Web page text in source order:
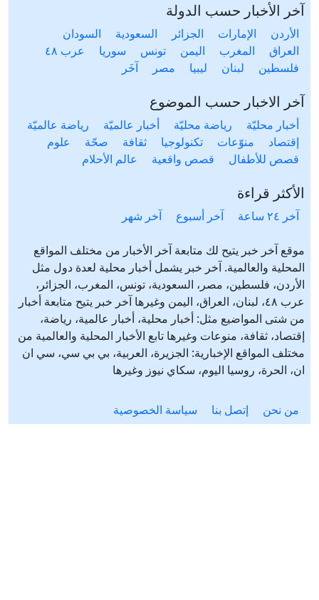
آخر الأخبار حسب الدولة
الأردن الإمارات الجزائر السعودية
السودان
العراق
المغرب اليمن تونس سوريا
عرب ٤٨
فلسطين
لبنان ليبيا مصر آخَر
آخر الاخبار حسب الموضوع
أخبار محليّة رياضة محليّة أخبار عالميّة
رياضة عالميّة
إقتصاد
منوّعات تكنولوجيا ثقافة صحّة
علوم
قصص للأطفال
قصص واقعية عالم الأحلام
الأكثر قراءة
آخر ٢٤ ساعة آخر أسبوع آخر شهر
موقع آخر خبر يتيح لك متابعة آخر الأخبار من مختلف المواقع
المحلية والعالمية. آخر خبر يشمل أخبار محلية لعدة دول مثل
الأردن، فلسطين، مصر، السعودية، تونس، المغرب، الجزائر،
عرب ٤٨، لبنان، العراق، اليمن وغيرها آخر خبر يتيح متابعة أخبار
من شتى المواضيع مثل: أخبار محلية، أخبار عالمية، رياضة،
إقتصاد، ثقافة، منوعات وغيرها تابع الأخبار المحلية والعالمية من
مختلف المواقع الإخبارية: الجزيرة، العربية، بي بي سي، سي ان
ان، الحرة، روسيا اليوم، سكاي نيوز وغيرها
من نحن إتصل بنا سياسة الخصوصية